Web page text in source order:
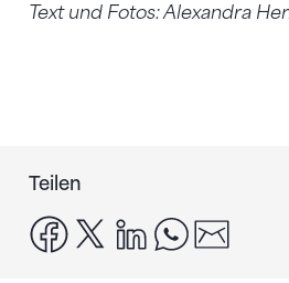
Text und Fotos: Alexandra
Teilen
facebook
x linkedinwhatsapp